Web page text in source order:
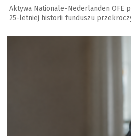
Aktywa Nationale-Nederlanden OFE
25-letniej historii funduszu
a